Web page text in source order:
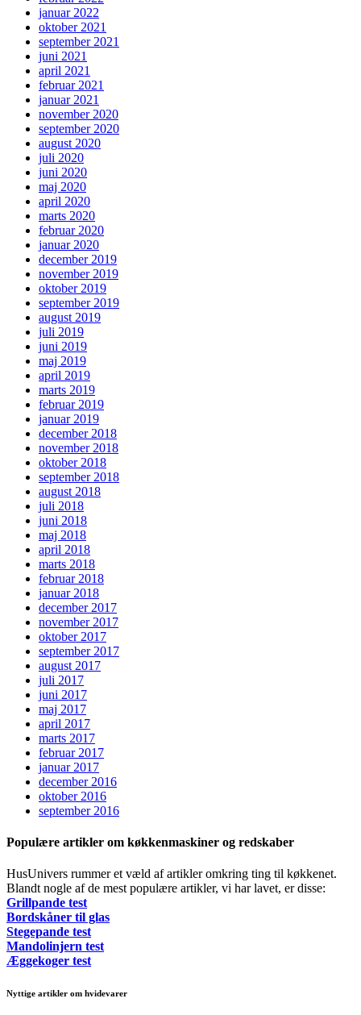
januar 2022
oktober 2021
september 2021
juni 2021
april 2021
februar 2021
januar 2021
november 2020
september 2020
august 2020
juli 2020
juni 2020
maj 2020
april 2020
marts 2020
februar 2020
januar 2020
december 2019
november 2019
oktober 2019
september 2019
august 2019
juli 2019
juni 2019
maj 2019
april 2019
marts 2019
februar 2019
januar 2019
december 2018
november 2018
oktober 2018
september 2018
august 2018
juli 2018
juni 2018
maj 2018
april 2018
marts 2018
februar 2018
januar 2018
december 2017
november 2017
oktober 2017
september 2017
august 2017
juli 2017
juni 2017
maj 2017
april 2017
marts 2017
februar 2017
januar 2017
december 2016
oktober 2016
september 2016
Populære artikler om køkkenmaskiner og redskaber
HusUnivers rummer et væld af artikler omkring ting til køkkenet.
Blandt nogle af de mest populære artikler, vi har lavet, er disse:
Grillpande test
Bordskåner til glas
Stegepande test
Mandolinjern test
Æggekoger test
Nyttige artikler om hvidevarer